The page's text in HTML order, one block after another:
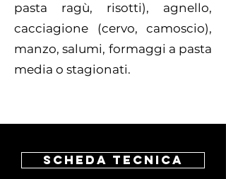
pasta ragù, risotti), agnello,
cacciagione (cervo, camoscio),
manzo, salumi, formaggi a pasta
media o stagionati.
Scheda tecnica